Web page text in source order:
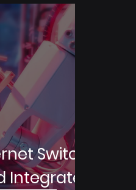
Switch
Integrated